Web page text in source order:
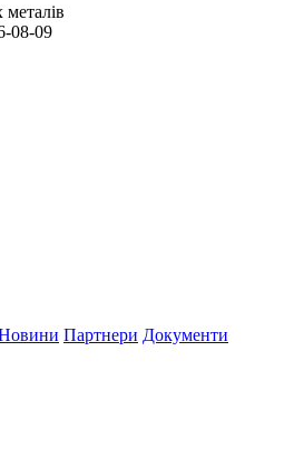
08-09
Партнери Документи